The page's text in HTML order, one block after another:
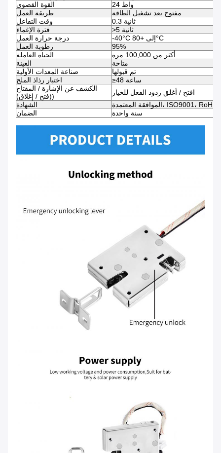
القوة القصوى
24 واط
طريقة العمل
مفتوح بعد تشغيل الطاقة
وقت التفاعل
0.3 ثانية
فترة الإغماء
>5 ثانية
درجة حرارة العمل
-40°C إلى +80°C
رطوبة العمل
95%
الحياة العاملة
أكثر من 100,000 مرة
العينة
متاحة
صناعة المعدات الأولية
تم قبولها
اختبار رذاذ الملح
≥48 ساعة
الكشف عن الإشارة / المفتاح
((فتح / إغلاق)
افتح / أغلق ردود الفعل للخيار
الشهادة
الموافقة المعتمدة، ISO9001، RoHS
الضمان
سنة واحدة